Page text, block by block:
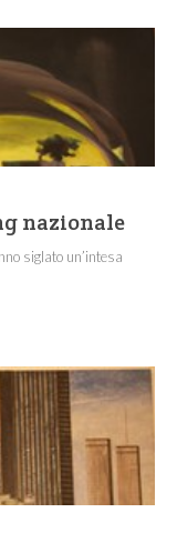
nazionale
siglato un’intesa